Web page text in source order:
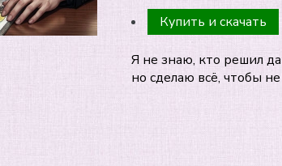
Купить и скачать
Я не знаю, кто решил
но сделаю всё, чтобы